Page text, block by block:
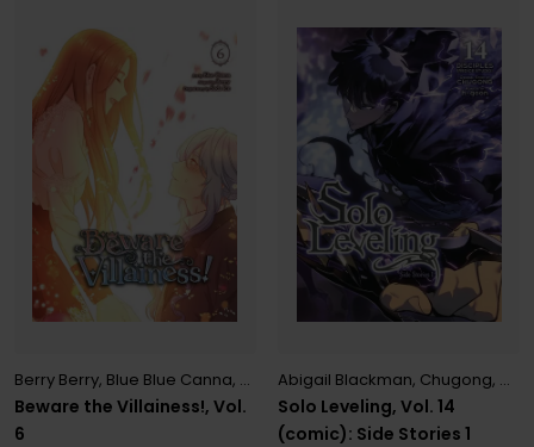
Beware the Villainess!, Vol.
6
Berry Berry, Blue Blue Canna, Dietrich Premier,Soda Soda Ice
Solo Leveling, Vol. 14
(comic): Side Stories 1
Abigail Blackman, Chugong,